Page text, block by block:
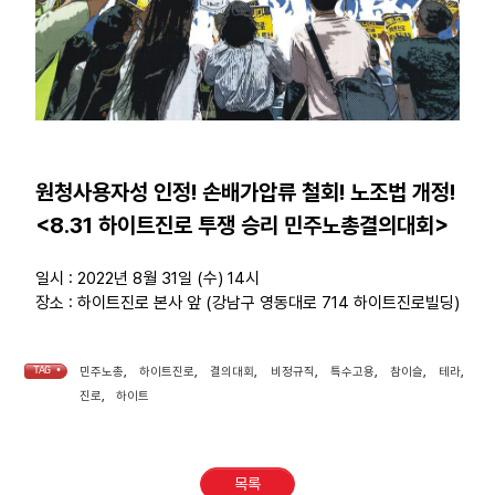
원청사용자성 인정! 손배가압류 철회! 노조법 개정!
<8.31 하이트진로 투쟁 승리 민주노총결의대회>
일시 : 2022년 8월 31일 (수) 14시
장소 : 하이트진로 본사 앞 (강남구 영동대로 714 하이트진로빌딩)
TAG • 민주노총, 하이트진로, 결의대회, 비정규직, 특수고용, 참이슬, 테라,
진로, 하이트
목록